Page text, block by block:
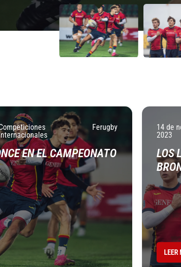
Ferugby
EN EL CAMPEONATO
14 de
2023
LOS
LEER